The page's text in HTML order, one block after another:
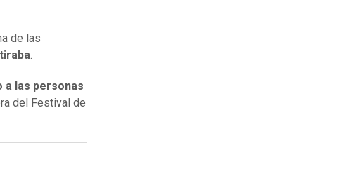
de las
.
a las personas
del Festival de